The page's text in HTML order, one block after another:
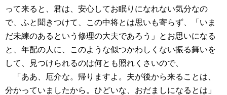
って来ると、君は、安心してお眠りになれない気分なの
で、ふと聞きつけて、この中将とは思いも寄らず、「いま
だ未練のあるという修理の大夫であろう」とお思いになる
と、年配の人に、このような似つかわしくない振る舞いを
して、見つけられるのは何とも照れくさいので、
「ああ、厄介な。帰りますよ。夫が後から来ることは、
分かっていましたから。ひどいな、おだましになるとは」